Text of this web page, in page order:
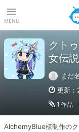
MENU
クト
女伝
まだ
更新：
1 作品
AlchemyBlue様制作のク